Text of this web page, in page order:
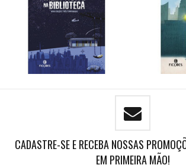
CADASTRE-SE E RECEBA NOSSAS
EM PRIMEIRA MÃO!